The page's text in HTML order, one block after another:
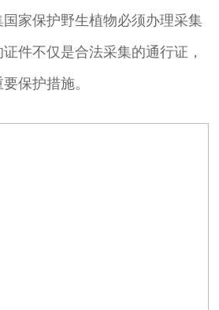
家保护野生植物必须办理采集
件不仅是合法采集的通行证，
保护措施。